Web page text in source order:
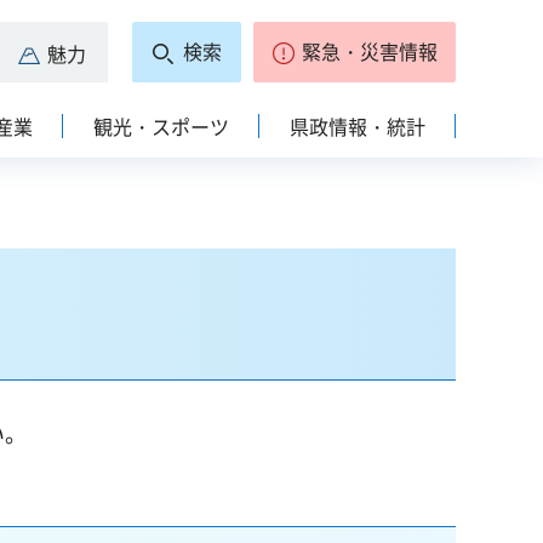
魅力 検索 緊急・災害情報
業 観光・スポーツ 県政情報・統計